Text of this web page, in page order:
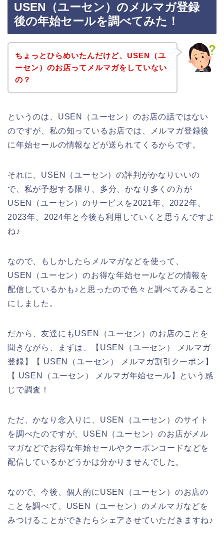
USEN（ユーセン）のメルマガ登録
後の年始セールを調べてみた！
ちょっとひらめいたんだけど、USEN（ユ
ーセン）のお店ってメルマガをしていない
の？
というのは、USEN（ユーセン）のお店の話ではない
のですが、私の知っているお店では、メルマガ登録後
に年始セールの情報などが送られてくるからです。
それに、USEN（ユーセン）の評判がかなりいいの
で、私が予想する限り、多分、かなり多くの方が
USEN（ユーセン）のサービスを2021年、2022年、
2023年、2024年と今後も利用していくと思うんですよ
ね♪
なので、もしかしたらメルマガなどを使って、
USEN（ユーセン）のお得な年始セールなどの情報を
配信しているかも♪と思ったので色々と調べてみること
にしました。
だから、友達にもUSEN（ユーセン）のお店のことを
聞きながら、まずは、【USEN（ユーセン） メルマガ
登録】【 USEN（ユーセン） メルマガ割引クーポン】
【 USEN（ユーセン） メルマガ年始セール】という感
じで調査！
ただ、かなり念入りに、USEN（ユーセン）のサイト
を調べたのですが、USEN（ユーセン）のお店がメル
マガなどでお得な年始セールやクーポンコードなどを
配信しているかどうかは分かりませんでした。
なので、今後、個人的にUSEN（ユーセン）のお店の
ことを調べて、USEN（ユーセン）のメルマガなどを
みつけることができたらシェアさせていただきますね♪